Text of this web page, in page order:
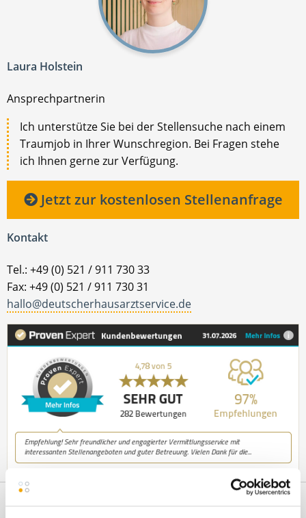
Laura Holstein
Ansprechpartnerin
Ich unterstütze Sie bei der Stellensuche nach einem
Traumjob in Ihrer Wunschregion. Bei Fragen stehe
ich Ihnen gerne zur Verfügung.
Jetzt zur kostenlosen Stellenanfrage
Kontakt
Tel.: +49 (0) 521 / 911 730 33
Fax: +49 (0) 521 / 911 730 31
hallo@deutscherhausarztservice.de
Netzwerk-Partner
Wir sind